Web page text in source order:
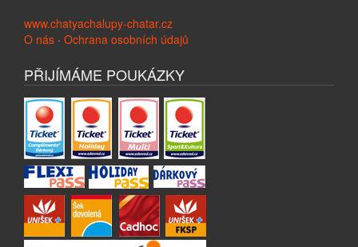
www.chatyachalupy-chatar.cz
O nás · Ochrana osobních údajů
PŘIJÍMÁME POUKÁZKY